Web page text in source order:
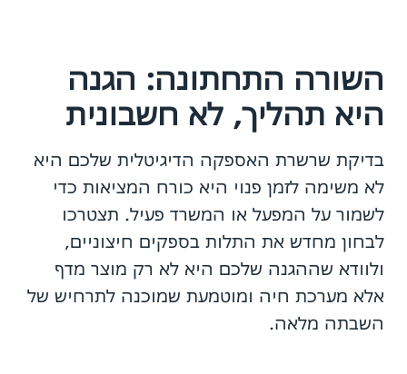
השורה התחתונה: הגנה
היא תהליך, לא חשבונית
בדיקת שרשרת האספקה הדיגיטלית שלכם היא
לא משימה לזמן פנוי היא כורח המציאות כדי
לשמור על המפעל או המשרד פעיל. תצטרכו
לבחון מחדש את התלות בספקים חיצוניים,
ולוודא שההגנה שלכם היא לא רק מוצר מדף
אלא מערכת חיה ומוטמעת שמוכנה לתרחיש של
השבתה מלאה.